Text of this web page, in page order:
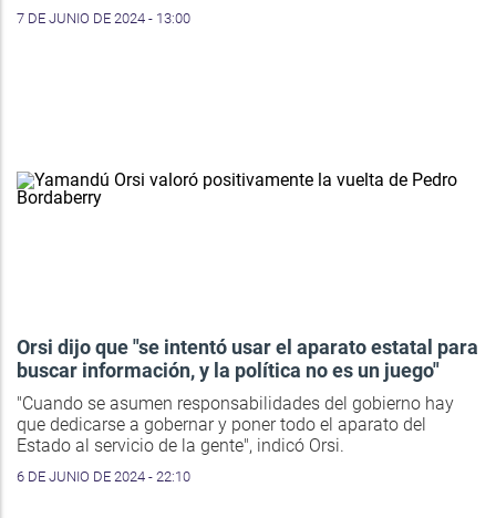
7 DE JUNIO DE 2024 - 13:00
Orsi dijo que "se intentó usar el aparato estatal para
buscar información, y la política no es un juego"
"Cuando se asumen responsabilidades del gobierno hay
que dedicarse a gobernar y poner todo el aparato del
Estado al servicio de la gente", indicó Orsi.
6 DE JUNIO DE 2024 - 22:10